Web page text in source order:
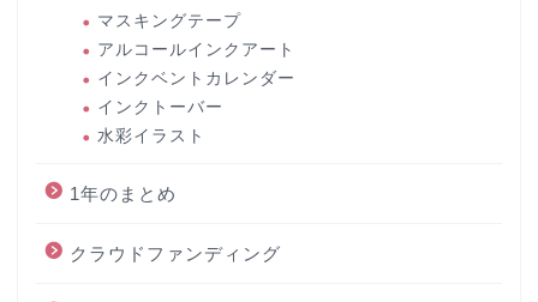
マスキングテープ
アルコールインクアート
インクベントカレンダー
インクトーバー
水彩イラスト
1年のまとめ
クラウドファンディング